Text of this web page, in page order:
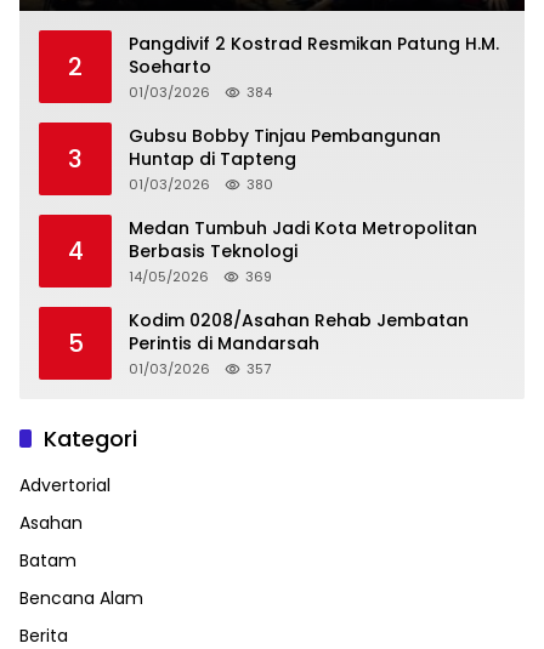
2
Pangdivif 2 Kostrad Resmikan Patung H.M.
Soeharto
01/03/2026 384
3
Gubsu Bobby Tinjau Pembangunan
Huntap di Tapteng
01/03/2026 380
4
Medan Tumbuh Jadi Kota Metropolitan
Berbasis Teknologi
14/05/2026 369
5
Kodim 0208/Asahan Rehab Jembatan
Perintis di Mandarsah
01/03/2026 357
Kategori
Advertorial
Asahan
Batam
Bencana Alam
Berita